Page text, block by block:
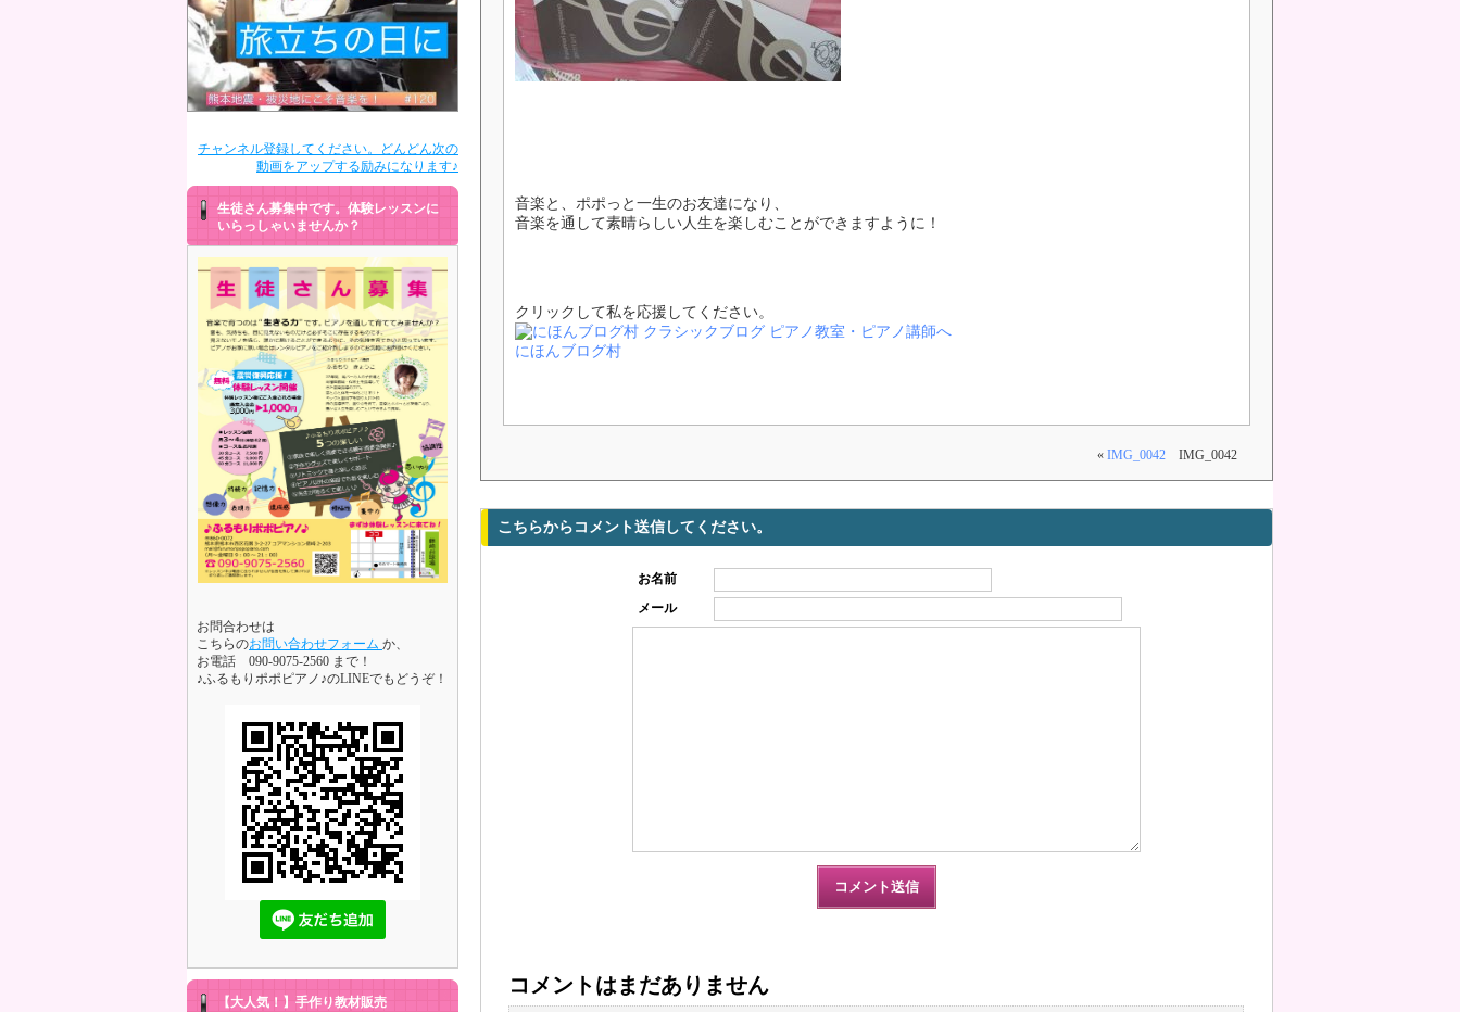
音楽と、ポポっと一生のお友達になり、
音楽を通して素晴らしい人生を楽しむことができますように！
クリックして私を応援してください。
にほんブログ村
« IMG_0042 IMG_0042
こちらからコメント送信してください。
お名前
メール
コメントはまだありません
チャンネル登録してください。どんどん次の
動画をアップする励みになります♪
生徒さん募集中です。体験レッスンに
いらっしゃいませんか？
お問合わせは
こちらのお問い合わせフォーム か、
お電話 090-9075-2560 まで！
♪ふるもりポポピアノ♪のLINEでもどうぞ！
【大人気！】手作り教材販売